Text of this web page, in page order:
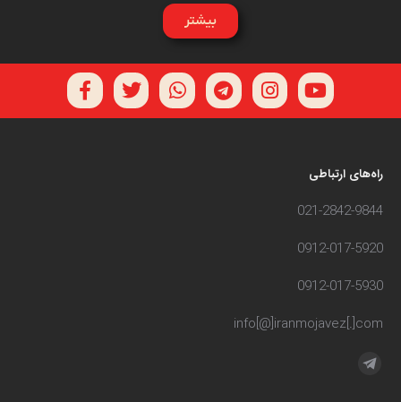
بیشتر
راه‌های ارتباطی
021-2842-9844
0912-017-5920
0912-017-5930
info[@]iranmojavez[.]com
مارا در اینجا پیدا کنید: